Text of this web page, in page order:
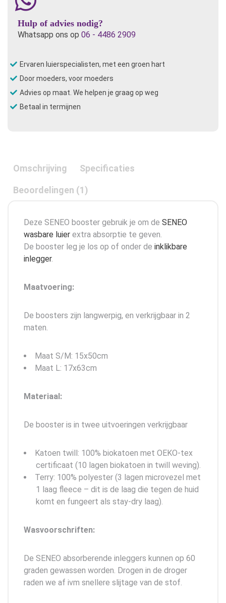
Hulp of advies nodig?
Whatsapp ons op 06 - 4486 2909
Ervaren luierspecialisten, met een groen hart
Door moeders, voor moeders
Advies op maat. We helpen je graag op weg
Betaal in termijnen
Omschrijving Specificaties
Beoordelingen (1)
Deze SENEO booster gebruik je om de SENEO
wasbare luier extra absorptie te geven.
De booster leg je los op of onder de inklikbare
inlegger.
Maatvoering:
De boosters zijn langwerpig, en verkrijgbaar in 2
maten.
Maat S/M: 15x50cm
Maat L: 17x63cm
Materiaal:
De booster is in twee uitvoeringen verkrijgbaar
Katoen twill: 100% biokatoen met OEKO-tex
certificaat (10 lagen biokatoen in twill weving).
Terry: 100% polyester (3 lagen microvezel met
1 laag fleece – dit is de laag die tegen de huid
komt en fungeert als stay-dry laag).
Wasvoorschriften:
De SENEO absorberende inleggers kunnen op 60
graden gewassen worden. Drogen in de droger
raden we af ivm snellere slijtage van de stof.